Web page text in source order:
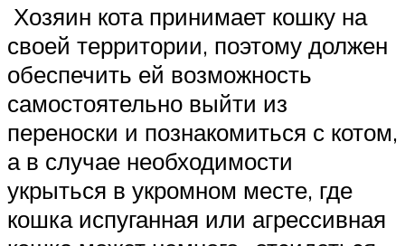
Хозяин кота принимает кошку на
своей территории, поэтому должен
обеспечить ей возможность
самостоятельно выйти из
переноски и познакомиться с котом,
а в случае необходимости
укрыться в укромном месте, где
кошка испуганная или агрессивная